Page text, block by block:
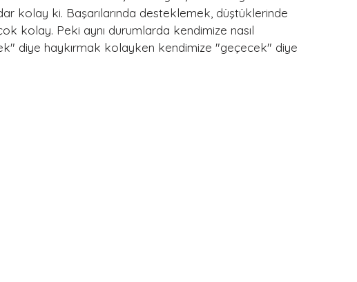
kolay ki. Başarılarında desteklemek, düştüklerinde
kolay. Peki aynı durumlarda kendimize nasıl
diye haykırmak kolayken kendimize "geçecek" diye